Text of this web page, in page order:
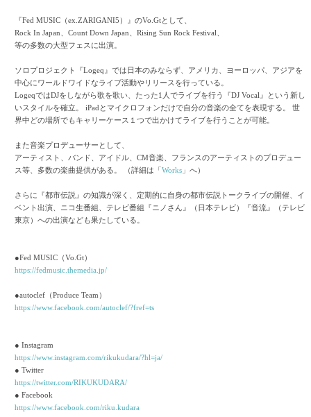
『Fed MUSIC（ex.ZARIGANI5）』のVo.Gtとして、
Rock In Japan、Count Down Japan、Rising Sun Rock Festival、
等の多数の大型フェスに出演。
ソロプロジェクト『Logeq』では日本のみならず、アメリカ、ヨーロッパ、アジアを
中心にワールドワイドなライブ活動やリリースを行っている。
LogeqではDJをしながら歌を歌い、たった1人でライブを行う『DJ Vocal』という新し
いスタイルを確立。 iPadとマイクロフォンだけで自分の音楽の全てを表現する。 世
界中どの場所でもキャリーケース１つで出かけてライブを行うことが可能。
また音楽プロデューサーとして、
アーティスト、バンド、アイドル、CM音楽、フランスのアーティストのプロデュー
ス等、多数の楽曲提供がある。 （詳細は「Works 」へ）
さらに『都市伝説』の知識が深く、定期的に自身の都市伝説トークライブの開催、イ
ベント出演、ニコ生番組、テレビ番組『ニノさん』（日本テレビ）『音流』（テレビ
東京）への出演なども果たしている。
●Fed MUSIC（Vo.Gt）
https://fedmusic.themedia.jp/
●autoclef（Produce Team）
https://www.facebook.com/autoclef/?fref=ts
● Instagram
https://www.instagram.com/rikukudara/?hl=ja/
● Twitter
https://twitter.com/RIKUKUDARA/
● Facebook
https://www.facebook.com/riku.kudara